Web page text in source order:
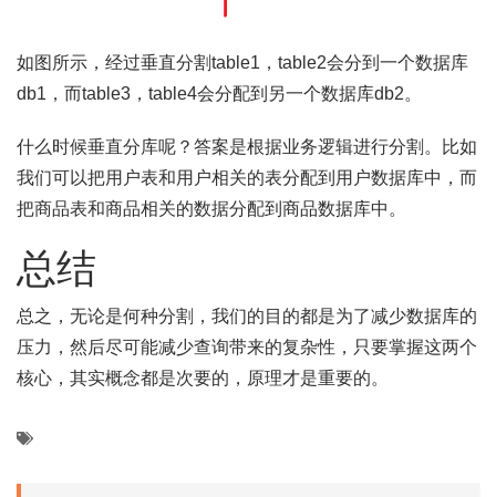
如图所示，经过垂直分割table1，table2会分到一个数据库
db1，而table3，table4会分配到另一个数据库db2。
什么时候垂直分库呢？答案是根据业务逻辑进行分割。比如
我们可以把用户表和用户相关的表分配到用户数据库中，而
把商品表和商品相关的数据分配到商品数据库中。
总结
总之，无论是何种分割，我们的目的都是为了减少数据库的
压力，然后尽可能减少查询带来的复杂性，只要掌握这两个
核心，其实概念都是次要的，原理才是重要的。